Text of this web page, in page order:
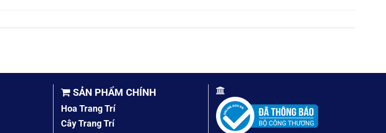
SẢN PHẨM CHÍNH
Hoa Trang Trí
Cây Trang Trí